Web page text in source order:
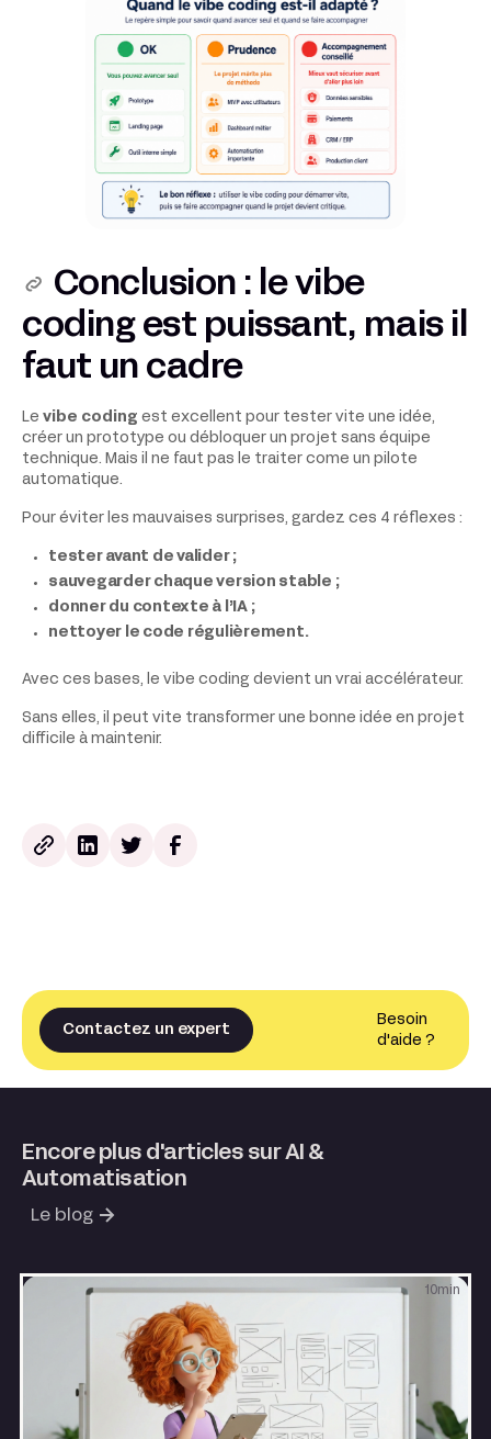
Conclusion : le vibe
coding est puissant, mais il
faut un cadre
Le vibe coding est excellent pour tester vite une idée,
créer un prototype ou débloquer un projet sans équipe
technique. Mais il ne faut pas le traiter come un pilote
automatique.
Pour éviter les mauvaises surprises, gardez ces 4 réflexes :
tester avant de valider ;
sauvegarder chaque version stable ;
donner du contexte à l’IA ;
nettoyer le code régulièrement.
Avec ces bases, le vibe coding devient un vrai accélérateur.
Sans elles, il peut vite transformer une bonne idée en projet
difficile à maintenir.
Besoin
d'aide ?
Contactez un expert
Encore plus d'articles sur AI &
Automatisation
Le blog
10 min